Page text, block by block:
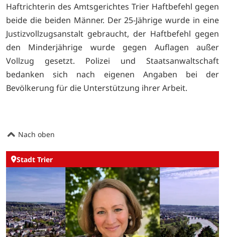
Haftrichterin des Amtsgerichtes Trier Haftbefehl gegen
beide die beiden Männer. Der 25-Jährige wurde in eine
Justizvollzugsanstalt gebraucht, der Haftbefehl gegen
den Minderjährige wurde gegen Auflagen außer
Vollzug gesetzt. Polizei und Staatsanwaltschaft
bedanken sich nach eigenen Angaben bei der
Bevölkerung für die Unterstützung ihrer Arbeit.
Nach oben
Stadt Trier